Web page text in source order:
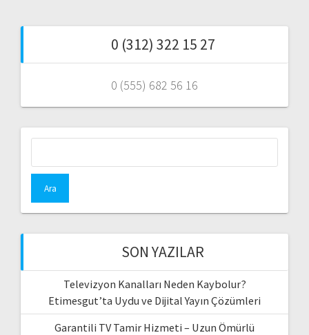
0 (312) 322 15 27
0 (555) 682 56 16
SON YAZILAR
Televizyon Kanalları Neden Kaybolur?
Etimesgut’ta Uydu ve Dijital Yayın Çözümleri
Garantili TV Tamir Hizmeti – Uzun Ömürlü